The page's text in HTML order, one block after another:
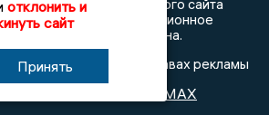
материала с данного сайта
издание «Информационное
новости» обязательна.
фоне размещены на правах рекламы
в телеграм
MAX
отклонить и
сайт
Принять